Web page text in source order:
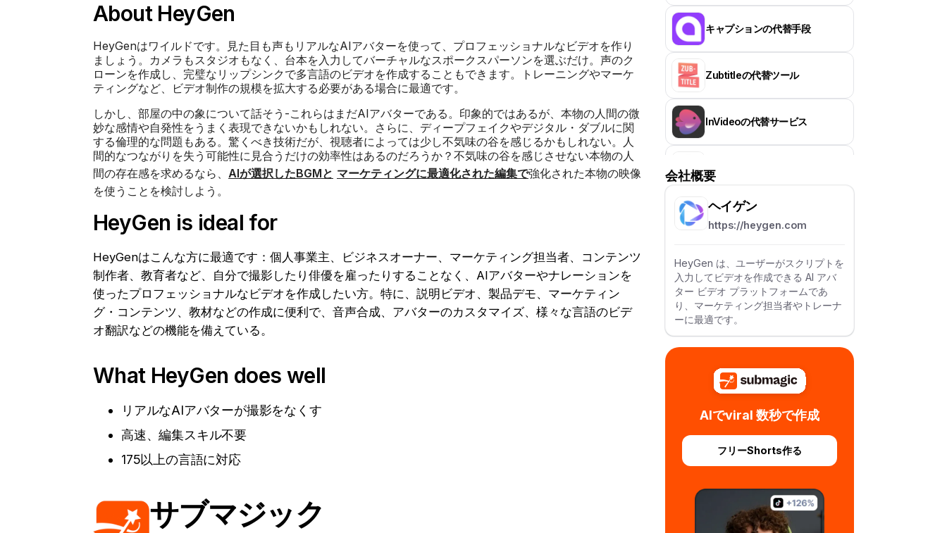
About HeyGen
HeyGenはワイルドです。見た目も声もリアルなAIアバターを使って、プロフェッショナルなビデオを作り
ましょう。カメラもスタジオもなく、台本を入力してバーチャルなスポークスパーソンを選ぶだけ。声のク
ローンを作成し、完璧なリップシンクで多言語のビデオを作成することもできます。トレーニングやマーケ
ティングなど、ビデオ制作の規模を拡大する必要がある場合に最適です。
しかし、部屋の中の象について話そう-これらはまだAIアバターである。印象的ではあるが、本物の人間の微
妙な感情や自発性をうまく表現できないかもしれない。さらに、ディープフェイクやデジタル・ダブルに関
する倫理的な問題もある。驚くべき技術だが、視聴者によっては少し不気味の谷を感じるかもしれない。人
間的なつながりを失う可能性に見合うだけの効率性はあるのだろうか？不気味の谷を感じさせない本物の人
間の存在感を求めるなら、 AIが選択したBGMと マーケティングに最適化された編集で強化された本物の映像
を使うことを検討しよう。
HeyGen is ideal for
HeyGenはこんな方に最適です：個人事業主、ビジネスオーナー、マーケティング担当者、コンテンツ
制作者、教育者など、自分で撮影したり俳優を雇ったりすることなく、AIアバターやナレーションを
使ったプロフェッショナルなビデオを作成したい方。特に、説明ビデオ、製品デモ、マーケティン
グ・コンテンツ、教材などの作成に便利で、音声合成、アバターのカスタマイズ、様々な言語のビデ
オ翻訳などの機能を備えている。
What HeyGen does well
リアルなAIアバターが撮影をなくす
高速、編集スキル不要
175以上の言語に対応
サブマジック
キャプションの代替手段
Zubtitleの代替ツール
InVideoの代替サービス
Jupitrr AIの代替ツール
CapCutの代替アプリ
Vizard.aiの代替サービス
Pictoryの代替サービス
Kapwingの代替ツール
ClipChampの代替アプリ
会社概要
ヘイゲン
https://heygen.com
HeyGen は、ユーザーがスクリプトを
入力してビデオを作成できる AI アバ
ター ビデオ プラットフォームであ
り、マーケティング担当者やトレーナ
ーに最適です。
AIでviral 数秒で作成
フリーShorts作る